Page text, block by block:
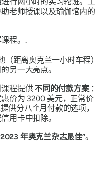
老师授课以及瑜伽馆内的
程。.
（距离奥克兰一小时车程）
另一大亮点。
课程提供不同的付款方案：
价为 3200 美元，正常价
供分八个月付款的选项，
用卡中扣除。
年奥克兰杂志最佳”。